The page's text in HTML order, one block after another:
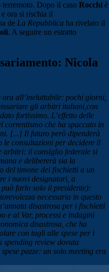
Dopo il caso Rocchi è
e ora si rischia il
de La Repubblica ha rivelato il
. A seguire un estratto
Nicola
ora all’ineluttabile: pochi giorni,
gli arbitri italiani, con
fortissimo. L’effetto delle
correntismo che ha spaccato in
[...] Il futuro però dipenderà
consultazioni per decidere il
arbitri: il consiglio federale si
e delibererà sia la
del timone dei fischietti a un
i nuovi designatori, a
farlo solo il presidente):
necessaria in questo
disastrosa per i fischietti
e al Var, processi e indagini
disastrosa, che ha
con tagli alle spese per i
review dovuta
pazze: un solo meeting era